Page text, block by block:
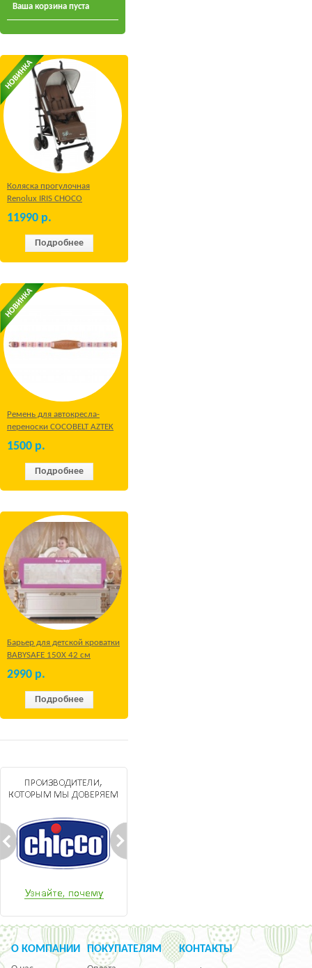
Ваша корзина пуста
Коляска прогулочная
Renolux IRIS CHOCO
11990 р.
Подробнее
Ремень для автокресла-
переноски COCOBELT AZTEK
1500 р.
Подробнее
Барьер для детской кроватки
BABYSAFE 150Х 42 см
Бежевый
2990 р.
Подробнее
О КОМПАНИИ ПОКУПАТЕЛЯМ КОНТАКТЫ